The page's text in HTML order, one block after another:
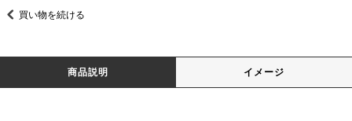
買い物を続ける
商品説明 イメージ